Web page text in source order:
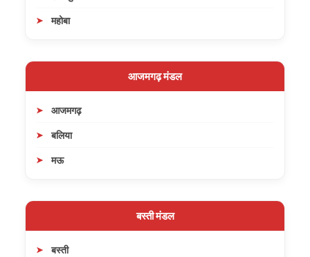
महोबा
आजमगढ़ मंडल
आजमगढ़
बलिया
मऊ
बस्ती मंडल
बस्ती